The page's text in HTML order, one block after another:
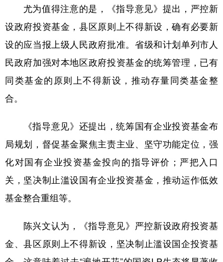
尤为值得注意的是，《指导意见》提出，严控新
设政府投资基金，县区原则上不得新设，确有必要新
设的应当报上级人民政府批准。省级和计划单列市人
民政府加强对本地区政府投资基金的统筹管理，已有
同类基金的原则上不得新设，推动存量同类基金整
合。
《指导意见》还提出，统筹国有企业投资基金布
局规划，督促基金聚焦主责主业、坚守功能定位，强
化对国有企业投资基金投向的指导评价；严把入口
关，坚决制止滥设国有企业投资基金，推动运作低效
基金整合重组等。
陈兴文认为，《指导意见》严控新设政府投资基
金、县区原则上不得新设，坚决制止滥设国企投资基